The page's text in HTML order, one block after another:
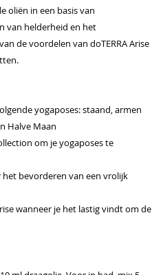
oliën in een basis van
van helderheid en het
de voordelen van doTERRA Arise
yogaposes: staand, armen
Halve Maan
om je yogaposes te
het bevorderen van een vrolijk
wanneer je het lastig vindt om de